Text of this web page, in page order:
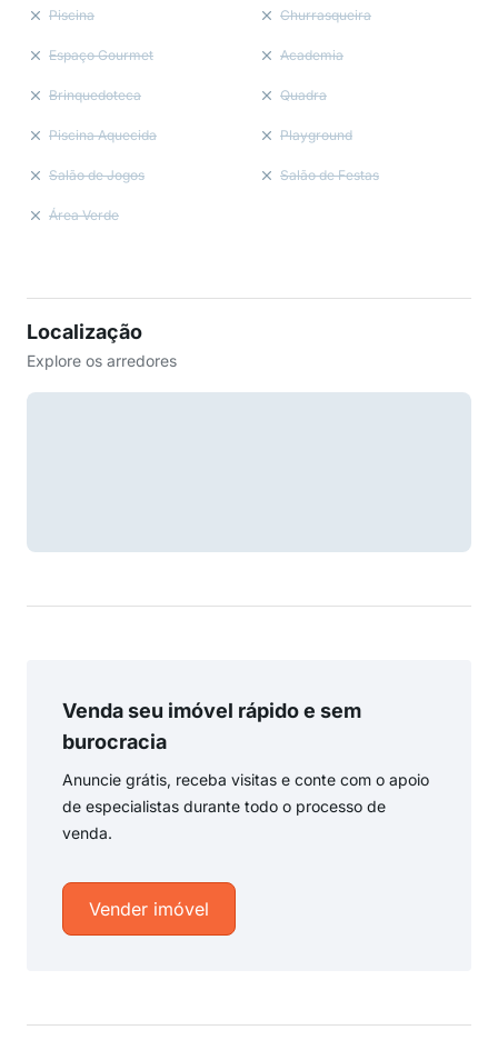
Piscina Churrasqueira
Espaço Gourmet Academia
Brinquedoteca Quadra
Piscina Aquecida Playground
Salão de Jogos Salão de Festas
Área Verde
Localização
Explore os arredores
Venda seu imóvel rápido e sem
burocracia
Anuncie grátis, receba visitas e conte com o apoio
de especialistas durante todo o processo de
venda.
Vender imóvel